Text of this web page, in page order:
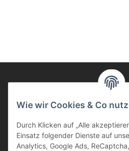
Informationen
Kunden Service
Wie wir Cookies & Co
Durch Klicken auf „Alle
Einsatz folgender Dienste auf
Analytics, Google Ads,